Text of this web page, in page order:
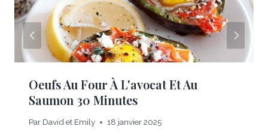
Oeufs Au Four À L'avocat Et Au
Saumon 30 Minutes
Par David et Emily 18 janvier 2025